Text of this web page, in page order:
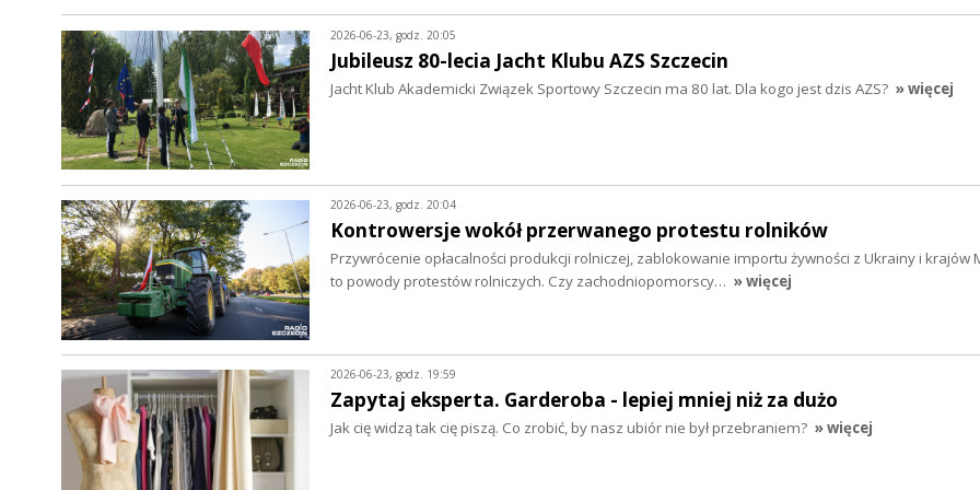
2026-06-23, godz. 20:05
Jubileusz 80-lecia Jacht Klubu AZS Szczecin
Jacht Klub Akademicki Związek Sportowy Szczecin ma 80 lat. Dla kogo jest dzis AZS? » więcej
2026-06-23, godz. 20:04
Kontrowersje wokół przerwanego protestu rolników
Przywrócenie opłacalności produkcji rolniczej, zablokowanie importu żywności z Ukrainy i krajów
to powody protestów rolniczych. Czy zachodniopomorscy… » więcej
2026-06-23, godz. 19:59
Zapytaj eksperta. Garderoba - lepiej mniej niż za dużo
Jak cię widzą tak cię piszą. Co zrobić, by nasz ubiór nie był przebraniem? » więcej